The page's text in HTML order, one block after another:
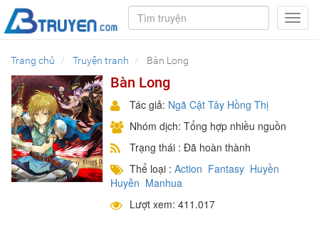
Trang chủ Truyện tranh Bàn Long
Bàn Long
Tác giả: Ngã Cật Tây Hồng Thị
Nhóm dịch: Tổng hợp nhiều nguồn
Trạng thái : Đã hoàn thành
Thể loại : Action Fantasy Huyền
Huyễn Manhua
Lượt xem: 411.017